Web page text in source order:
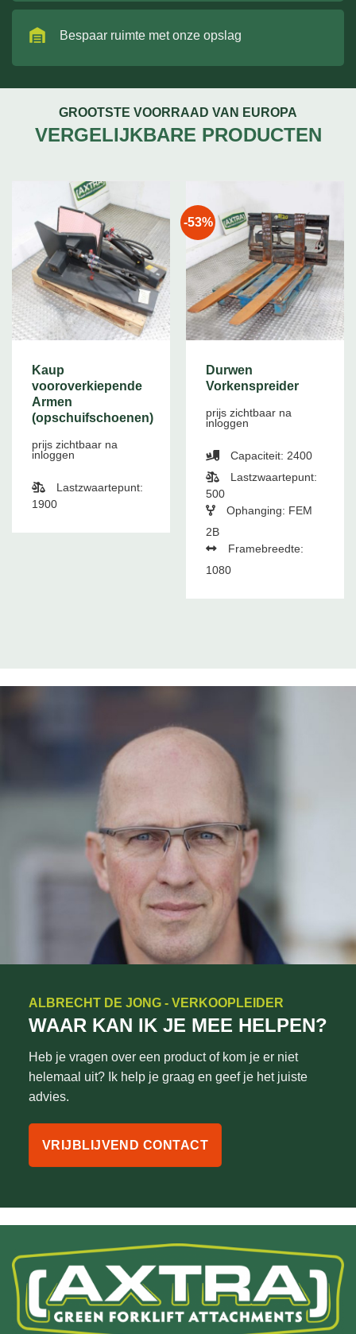
Bespaar ruimte met onze opslag
GROOTSTE VOORRAAD VAN EUROPA
VERGELIJKBARE PRODUCTEN
Kaup
vooroverkiepende
Armen
(opschuifschoenen)
prijs zichtbaar na
inloggen
Lastzwaartepunt:
1900
-53%
Durwen
Vorkenspreider
prijs zichtbaar na
inloggen
Capaciteit: 2400
Lastzwaartepunt:
500
Ophanging: FEM
2B
Framebreedte:
1080
ALBRECHT DE JONG - VERKOOPLEIDER
WAAR KAN IK JE MEE HELPEN?
Heb je vragen over een product of kom je er niet
helemaal uit? Ik help je graag en geef je het juiste
advies.
VRIJBLIJVEND CONTACT